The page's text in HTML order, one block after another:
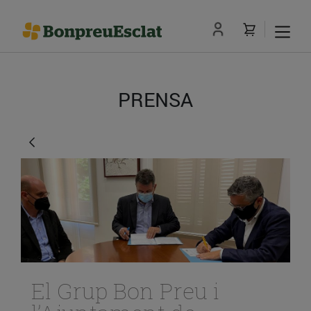
PRENSA
El Grup Bon Preu i